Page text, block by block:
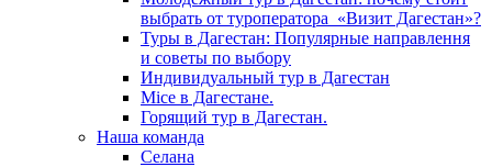
выбрать от туроператора «Визит Дагестан»?
Туры в Дагестан: Популярные направлення
и советы по выбору
Индивидуальный тур в Дагестан
Mice в Дагестане.
Горящий тур в Дагестан.
Наша команда
Селана